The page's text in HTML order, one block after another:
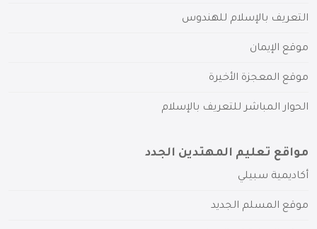
التعريف بالإسلام للهندوس
موقع الإيمان
موقع المعجزة الأخيرة
الحوار المباشر للتعريف بالإسلام
مواقع تعليم المهتدين الجدد
أكاديمية سبيلي
موقع المسلم الجديد